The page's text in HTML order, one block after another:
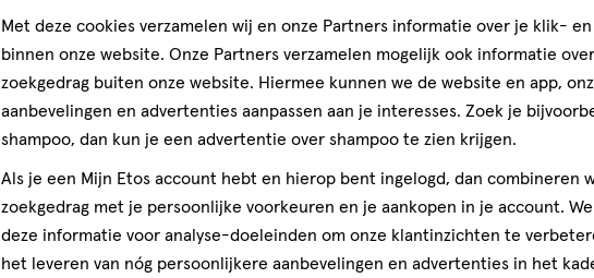
265 ML
Dr. Organic
Conditioner
1/5 (1)
1
Met deze cookies verzamelen wij en onze Partners informatie over je klik-
binnen onze website. Onze Partners verzamelen mogelijk ook informatie
zoekgedrag buiten onze website. Hiermee kunnen we de website en app,
aanbevelingen en advertenties aanpassen aan je interesses. Zoek je
shampoo, dan kun je een advertentie over shampoo te zien krijgen.
Als je een Mijn Etos account hebt en hierop bent ingelogd, dan combineren
zoekgedrag met je persoonlijke voorkeuren en je aankopen in je account.
deze informatie voor analyse-doeleinden om onze klantinzichten te
het leveren van nóg persoonlijkere aanbevelingen en advertenties in het